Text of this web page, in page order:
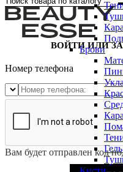
Брови
ВОЙТИ ИЛИ
Номер телефона
Вам будет отправлен код